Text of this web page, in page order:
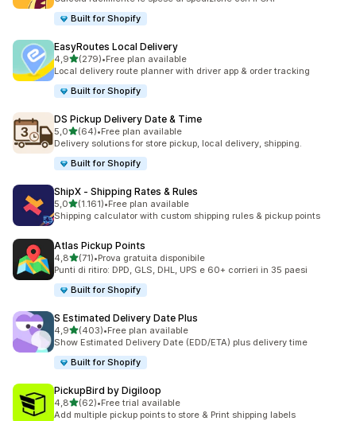
Built for Shopify
EasyRoutes Local Delivery
4,9stelle su 5
(279)
279 recensioni totali
•Free plan available
Local delivery route planner with driver app & order tracking
Built for Shopify
DS Pickup Delivery Date & Time
5,0stelle su 5
(64)
64 recensioni totali
•Free plan available
Delivery solutions for store pickup, local delivery, shipping.
Built for Shopify
ShipX ‑ Shipping Rates & Rules
5,0stelle su 5
(1.161)
1161 recensioni totali
•Free plan available
Shipping calculator with custom shipping rules & pickup points
Atlas Pickup Points
4,8stelle su 5
(71)
71 recensioni totali
•Prova gratuita disponibile
Punti di ritiro: DPD, GLS, DHL, UPS e 60+ corrieri in 35 paesi
Built for Shopify
S Estimated Delivery Date Plus
4,9stelle su 5
(403)
403 recensioni totali
•Free plan available
Show Estimated Delivery Date (EDD/ETA) plus delivery time
Built for Shopify
PickupBird by Digiloop
4,8stelle su 5
(62)
62 recensioni totali
•Free trial available
Add multiple pickup points to store & Print shipping labels